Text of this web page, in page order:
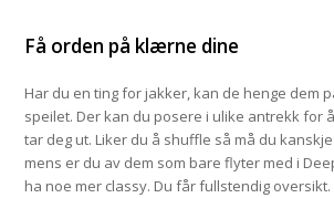
Få orden på klærne dine
Har du en ting for jakker, kan de henge dem
speilet. Der kan du posere i ulike antrekk for
tar deg ut. Liker du å shuffle så må du
mens er du av dem som bare flyter med i
ha noe mer classy. Du får fullstendig oversikt.